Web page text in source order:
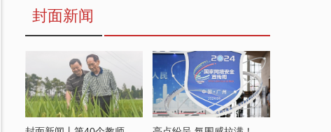
封面新闻